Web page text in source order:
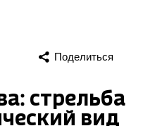
Поделиться
стрельба
вид